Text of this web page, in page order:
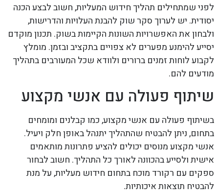
לפני שמתחילים תהליך חידוש המעליות, חשוב לבצע הכנה
יסודית. יש לערוך סקר שוק להבנת העלויות והדרישות,
ולבחון את האפשרויות השונות הקיימות בשוק. תכנון מוקדם
יסייע להימנע מפערים לא צפויים בתקציב ובזמן. מומלץ
לקבוע לוחות זמנים ברורים ולוודא שכל המעורבים בתהליך
מודעים להם.
שיתוף פעולה עם אנשי מקצוע
בשיתוף פעולה עם אנשי מקצוע, כמו קבלנים ומומחים
בתחום, ניתן להבטיח שהתהליך יתנהל באופן חלק ויעיל.
אנשי מקצוע מנוסים יכולים להציע פתרונות מותאמים
אישית ולסייע בהכוונה לאורך כל התהליך. חשוב לבחור
ספקים עם רקורד מוכח בתחום חידוש מעליות, על מנת
להבטיח תוצאות איכותיות.